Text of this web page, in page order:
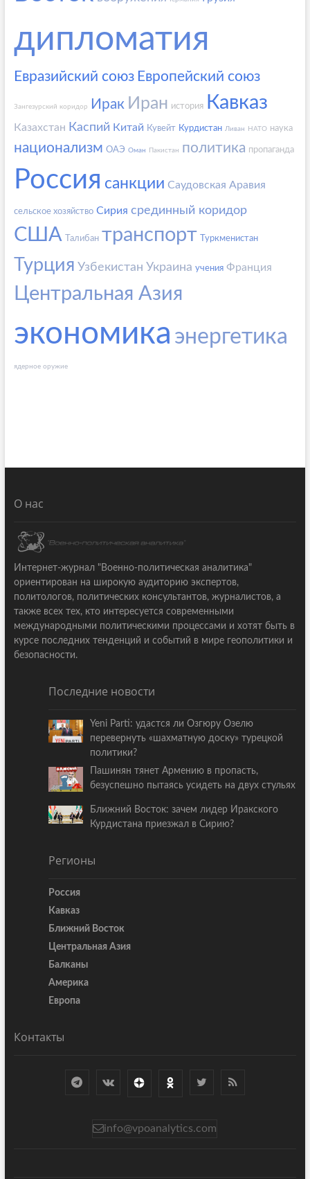
дипломатия
Евразийский союз Европейский союз
Зангезурский коридор Ирак Иран история Кавказ
Казахстан Каспий Китай Кувейт Курдистан Ливан НАТО наука
национализм ОАЭ Оман Пакистан политика пропаганда
Россия санкции Саудовская Аравия
сельское хозяйство Сирия срединный коридор
США Талибан транспорт Туркменистан
Турция Узбекистан Украина учения Франция
Центральная Азия
экономика энергетика
ядерное оружие
О нас
Интернет-журнал "Военно-политическая аналитика"
ориентирован на широкую аудиторию экспертов,
политологов, политических консультантов, журналистов, а
также всех тех, кто интересуется современными
международными политическими процессами и хотят быть в
курсе последних тенденций и событий в мире геополитики и
безопасности.
Последние новости
Yeni Parti: удастся ли Озгюру Озелю
перевернуть «шахматную доску» турецкой
политики?
Пашинян тянет Армению в пропасть,
безуспешно пытаясь усидеть на двух стульях
Ближний Восток: зачем лидер Иракского
Курдистана приезжал в Сирию?
Регионы
Россия
Кавказ
Ближний Восток
Центральная Азия
Балканы
Америка
Европа
Контакты
info@vpoanalytics.com